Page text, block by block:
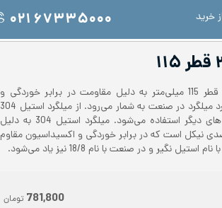
خرید ۰۲۱ ۶۷۳۳۵۰۰۰
میلگرد استیل 304 یا 1.4301 با قطر 115 میلی‌متر به دلیل مقاومت در برابر خوردگی و
اکسیداسیون یکی از انواع پرکاربرد میلگرد‌ در صنعت به شمار می‌رود. از میلگرد استیل 304
در قطعه سازی و بسیاری کاربردهای دیگر استفاده می‌شود. میلگرد استیل 304 به دلیل
18 درصدی کروم و 8 درصدی نیکل است که در برابر خوردگی و اکسیداسیون مقاوم
نگیر و در صنعت با نام 18/8 نیز یاد می‌‌شود.
781,800 تومان